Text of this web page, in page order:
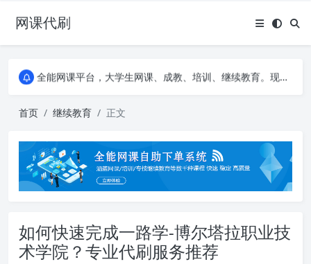
网课代刷
AI论文写作平台，根据真实文献内容生成论文
全能网课平台，大学生网课、成教、培训、继续教育。现已接入代刷代考项目3000+
全能网课平台，大学生网课、成教、培训、继续教育。现已接入代刷代考项目3000+
首页 继续教育 正文
如何快速完成一路学-博尔塔拉职业技
术学院？专业代刷服务推荐